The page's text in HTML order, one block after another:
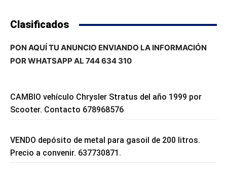
Clasificados
PON AQUÍ TU ANUNCIO ENVIANDO LA INFORMACIÓN
POR WHATSAPP AL 744 634 310
CAMBIO vehículo Chrysler Stratus del año 1999 por
Scooter. Contacto 678968576
VENDO depósito de metal para gasoil de 200 litros.
Precio a convenir. 637730871.